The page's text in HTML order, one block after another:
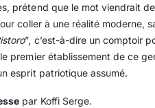
prétend que le mot viendrait
coller à une réalité moderne,
”, c’est-à-dire un comptoir
premier établissement de ce
esprit patriotique assumé.
par Koffi Serge.